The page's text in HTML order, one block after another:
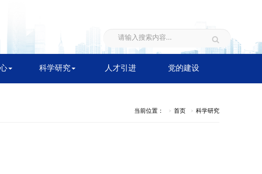
科学研究 人才引进 党的建设
当前位置： 首页 科学研究